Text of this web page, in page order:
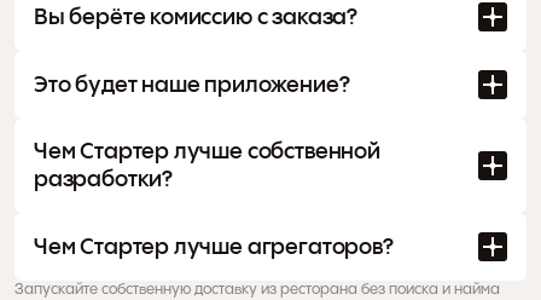
Вы берёте комиссию с заказа?
Это будет наше приложение?
Чем Стартер лучше собственной
разработки?
Чем Стартер лучше агрегаторов?
Запускайте собственную доставку из ресторана без поиска и найма